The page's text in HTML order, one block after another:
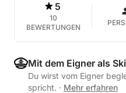
5
10
BEWERTUNGEN
Mit dem Eigner als
Du wirst vom Eigner
spricht. · Mehr erfahren